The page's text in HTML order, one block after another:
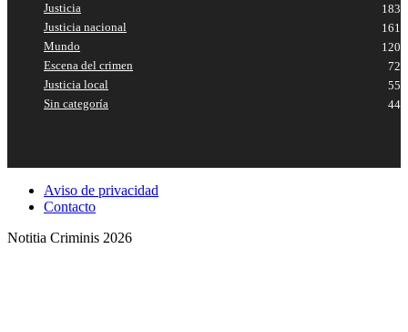
Justicia
183
Justicia nacional
161
Mundo
120
Escena del crimen
72
Justicia local
55
Sin categoría
44
Aviso de privacidad
Contacto
Notitia Criminis 2026